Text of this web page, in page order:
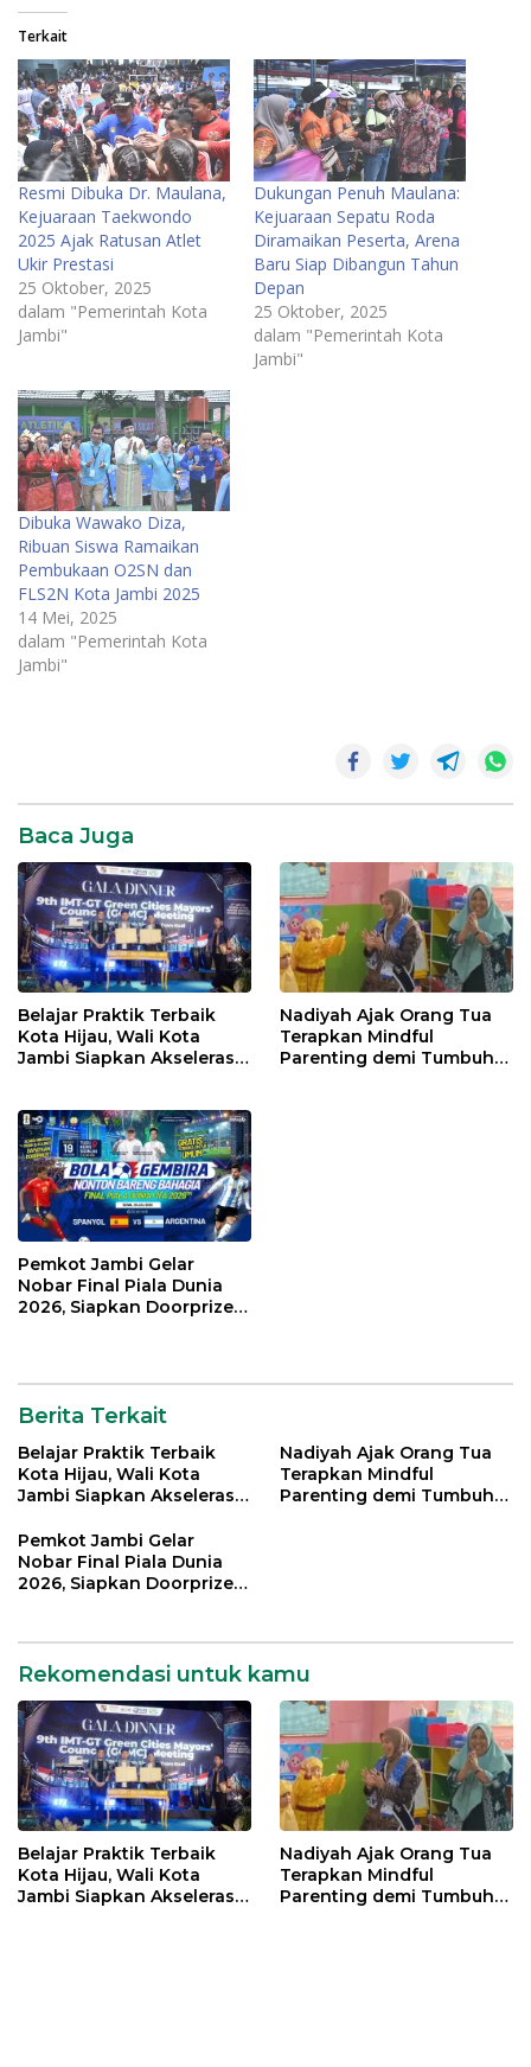
Terkait
Resmi Dibuka Dr. Maulana,
Kejuaraan Taekwondo
2025 Ajak Ratusan Atlet
Ukir Prestasi
25 Oktober, 2025
dalam "Pemerintah Kota
Jambi"
Dukungan Penuh Maulana:
Kejuaraan Sepatu Roda
Diramaikan Peserta, Arena
Baru Siap Dibangun Tahun
Depan
25 Oktober, 2025
dalam "Pemerintah Kota
Jambi"
Dibuka Wawako Diza,
Ribuan Siswa Ramaikan
Pembukaan O2SN dan
FLS2N Kota Jambi 2025
14 Mei, 2025
dalam "Pemerintah Kota
Jambi"
Baca Juga
Belajar Praktik Terbaik
Kota Hijau, Wali Kota
Jambi Siapkan Akselerasi
Nadiyah Ajak Orang Tua
Terapkan Mindful
Parenting demi Tumbuh
Pemkot Jambi Gelar
Nobar Final Piala Dunia
2026, Siapkan Doorprize
Berita Terkait
Belajar Praktik Terbaik
Kota Hijau, Wali Kota
Jambi Siapkan Akselerasi
Sampah
Nadiyah Ajak Orang Tua
Terapkan Mindful
Parenting demi Tumbuh
Pemkot Jambi Gelar
Nobar Final Piala Dunia
2026, Siapkan Doorprize
Rekomendasi untuk kamu
Belajar Praktik Terbaik
Kota Hijau, Wali Kota
Jambi Siapkan Akselerasi
Nadiyah Ajak Orang Tua
Terapkan Mindful
Parenting demi Tumbuh